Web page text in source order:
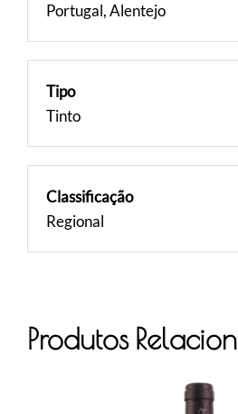
Portugal, Alentejo
Tipo
Tinto
Classificação
Regional
Produtos